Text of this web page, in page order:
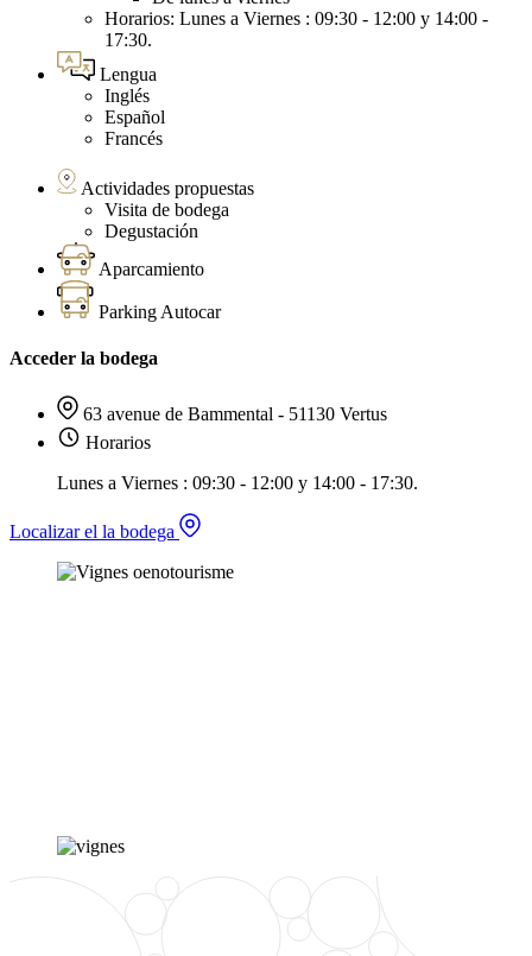
Horarios: Lunes a Viernes : 09:30 - 12:00 y 14:00 -
17:30.
Lengua
Inglés
Español
Francés
Actividades propuestas
Visita de bodega
Degustación
Aparcamiento
Parking Autocar
Acceder la bodega
63 avenue de Bammental - 51130 Vertus
Horarios
Lunes a Viernes : 09:30 - 12:00 y 14:00 - 17:30.
Localizar el la bodega